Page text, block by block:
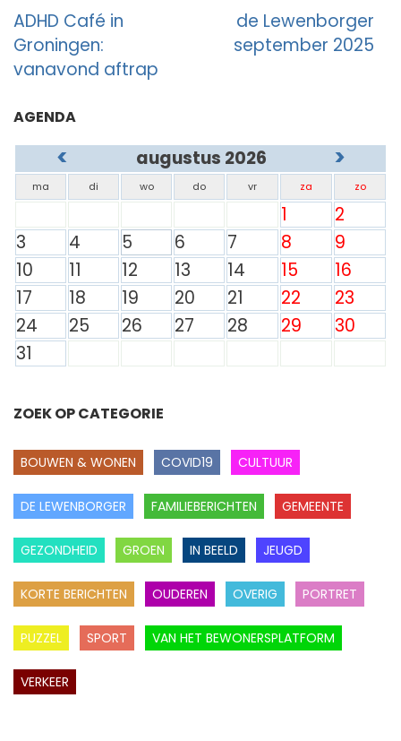
Berichtnavigatie
ADHD Café in
Groningen:
vanavond aftrap
de Lewenborger
september 2025
AGENDA
< augustus 2026 >
ma di wo do vr za zo
1
2
3
4 5 6 7 8
9
10
11 12 13 14 15
16
17
18 19 20 21 22
23
24
25 26 27 28 29
30
31
ZOEK OP CATEGORIE
BOUWEN & WONEN COVID19 CULTUUR
DE LEWENBORGER FAMILIEBERICHTEN GEMEENTE
GEZONDHEID GROEN IN BEELD JEUGD
KORTE BERICHTEN OUDEREN OVERIG PORTRET
PUZZEL SPORT VAN HET BEWONERSPLATFORM
VERKEER